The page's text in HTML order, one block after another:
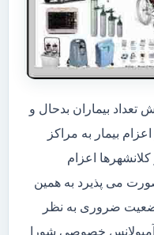
تعداد بیماران بدحال و
بیمار به مراکز
اعزام
می پذیرد به همین
وضعیت ضروری به نظر
خصوصی شورا